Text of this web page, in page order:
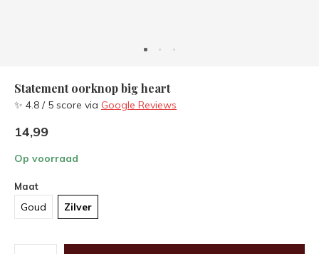
Statement oorknop big heart
✨ 4.8 / 5 score via Google Reviews
14,99
Op voorraad
Maat
Goud Zilver